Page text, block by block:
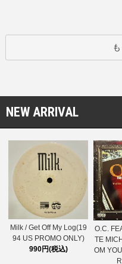
NEW ARRIVAL
Milk / Get Off My Log(19
94 US PROMO ONLY)
990円(税込)
O.C.
TE
OM